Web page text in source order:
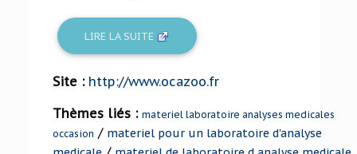
LIRE LA SUITE
Site : http://www.ocazoo.fr
Thèmes liés : materiel laboratoire analyses medicales
occasion / materiel pour un laboratoire d'analyse